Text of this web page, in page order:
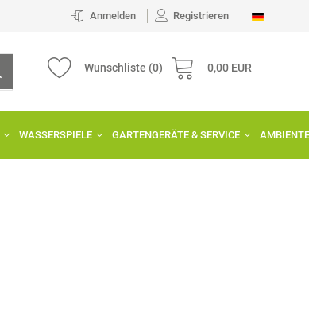
Anmelden Registrieren
Wunschliste (0) 0,00 EUR
WASSERSPIELE GARTENGERÄTE & SERVICE AMBIENTE